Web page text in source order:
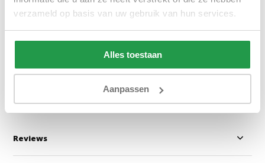
verzameld op basis van uw gebruik van hun services.
Alles toestaan
Aanpassen
Reviews